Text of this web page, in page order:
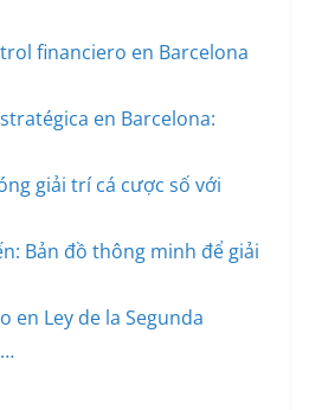
financiero en Barcelona
en Barcelona:
giải trí cá cược số với
Bản đồ thông minh để giải
en Ley de la Segunda